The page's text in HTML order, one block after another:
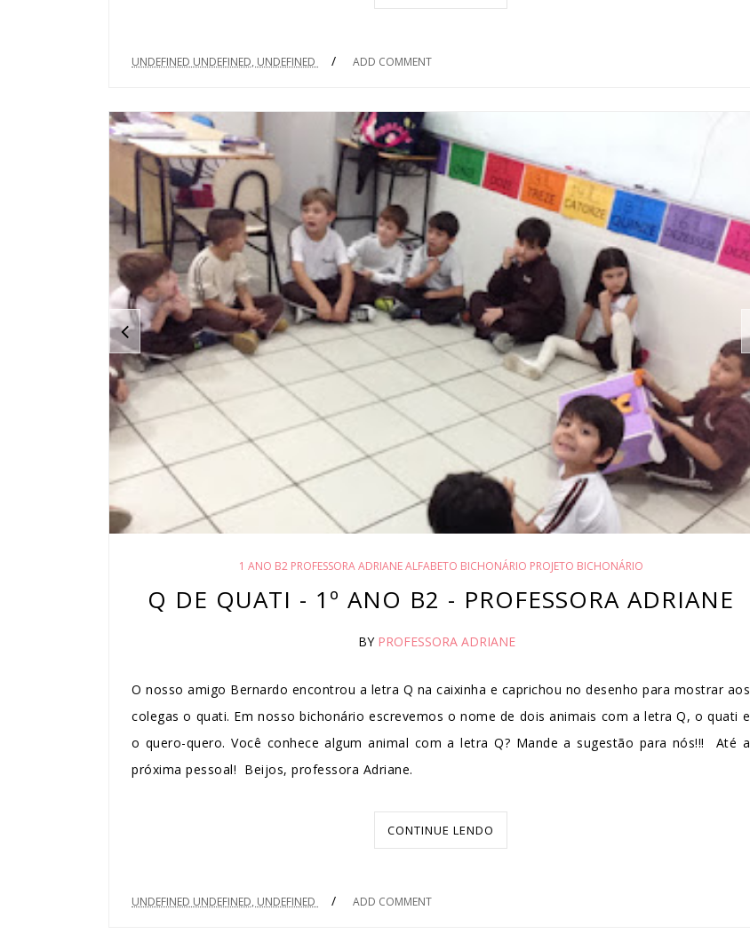
UNDEFINED UNDEFINED, UNDEFINED / ADD COMMENT
1 ANO B2 PROFESSORA ADRIANE ALFABETO BICHONÁRIO PROJETO BICHONÁRIO
Q DE QUATI - 1º ANO B2 - PROFESSORA ADRIANE
BY PROFESSORA ADRIANE
O nosso amigo Bernardo encontrou a letra Q na caixinha e caprichou no desenho para mostrar aos
colegas o quati. Em nosso bichonário escrevemos o nome de dois animais com a letra Q, o quati e
o quero-quero. Você conhece algum animal com a letra Q? Mande a sugestão para nós!!! Até a
próxima pessoal! Beijos, professora Adriane.
CONTINUE LENDO
UNDEFINED UNDEFINED, UNDEFINED / ADD COMMENT